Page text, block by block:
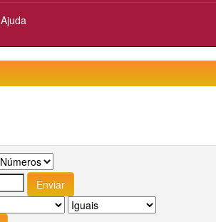
Ajuda